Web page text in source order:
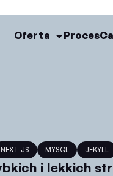
Oferta Proces
NEXT-JS MYSQL JEKYLL
i lekkich